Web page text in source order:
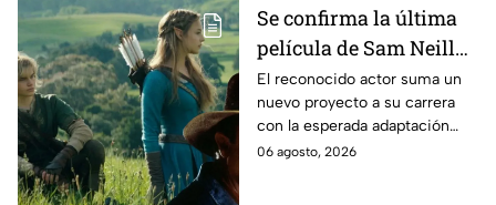
Se confirma la última
película de Sam Neill
antes de morir: esto es
lo que se sabe hasta
ahora
El reconocido actor suma un
nuevo proyecto a su carrera
con la esperada adaptación
cinematográfica del popular
06 agosto, 2026